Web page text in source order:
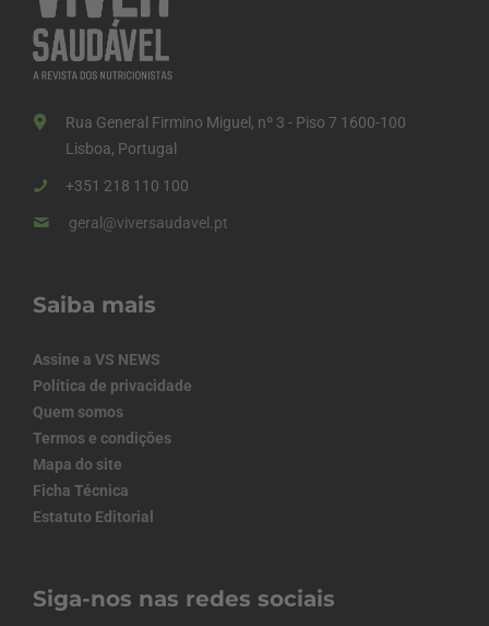
Rua General Firmino Miguel, nº 3 - Piso 7 1600-100
Lisboa, Portugal
+351 218 110 100
geral@viversaudavel.pt
Saiba mais
Assine a VS NEWS
Política de privacidade
Quem somos
Termos e condições
Mapa do site
Ficha Técnica
Estatuto Editorial
Siga-nos nas redes sociais